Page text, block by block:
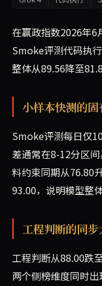
在赢政指数2026年6
Smoke评测代码执
整体从89.56降至
小样本快测的固
Smoke评测每日仅
差通常在8-12分区
料约束同期从76.80
93.00，说明模型整
工程判断的同步
工程判断从88.00跌
两个侧榜维度同时